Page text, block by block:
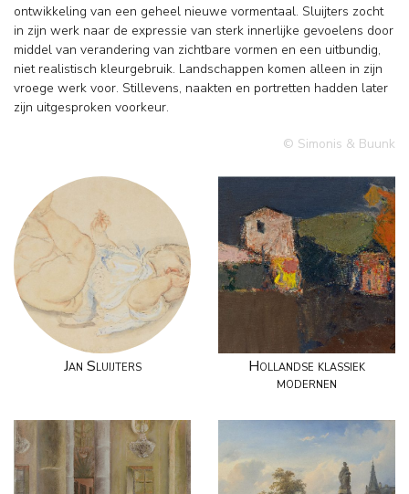
ontwikkeling van een geheel nieuwe vormentaal. Sluijters zocht
in zijn werk naar de expressie van sterk innerlijke gevoelens door
middel van verandering van zichtbare vormen en een uitbundig,
niet realistisch kleurgebruik. Landschappen komen alleen in zijn
vroege werk voor. Stillevens, naakten en portretten hadden later
zijn uitgesproken voorkeur.
© Simonis & Buunk
Jan Sluijters
Hollandse klassiek
modernen